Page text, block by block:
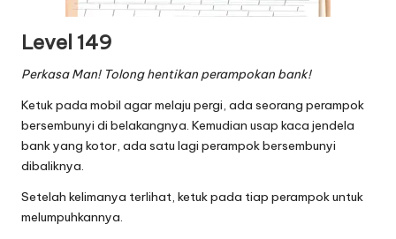
Level 149
Perkasa Man! Tolong hentikan perampokan bank!
Ketuk pada mobil agar melaju pergi, ada seorang perampok
bersembunyi di belakangnya. Kemudian usap kaca jendela
bank yang kotor, ada satu lagi perampok bersembunyi
dibaliknya.
Setelah kelimanya terlihat, ketuk pada tiap perampok untuk
melumpuhkannya.